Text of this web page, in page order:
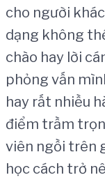
cho người
dạng không
chào hay lời
phỏng vấn
hay rất nhiều
điểm trầm
viên ngồi trên
học cách trở